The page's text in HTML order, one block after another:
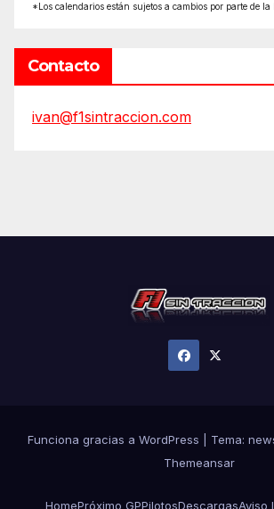
*Los calendarios están sujetos a cambios por parte de la
Contacto
ivan@f1sintraccion.com
Funciona gracias a WordPress Tema:
Themeansar
HomePróximo GPPilotosDescargasAviso